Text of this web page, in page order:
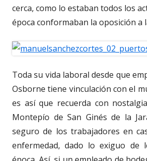
cerca, como lo estaban todos los
época conformaban la oposición a
Toda su vida laboral desde que
Osborne tiene vinculación con el
es así que recuerda con
Montepío de San Ginés de la
seguro de los trabajadores en
enfermedad, dado lo exiguo de